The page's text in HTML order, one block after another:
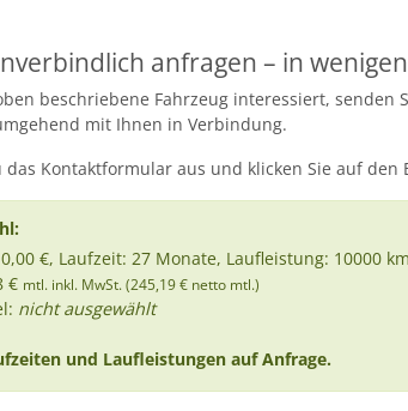
anfragen – in
beschriebene Fahrzeug interessiert,
mit Ihnen in Verbindung.
das Kontaktformular aus und klicken Sie auf
€, Laufzeit: 27 Monate, Laufleistung: 10000
€ mtl. inkl. MwSt. (245,19 € netto mtl.)
nicht ausgewählt
und Laufleistungen auf Anfrage.